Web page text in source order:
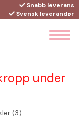
Snabb leverans
Svensk leverandør
under